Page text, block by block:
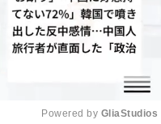
Powered by GliaStudios